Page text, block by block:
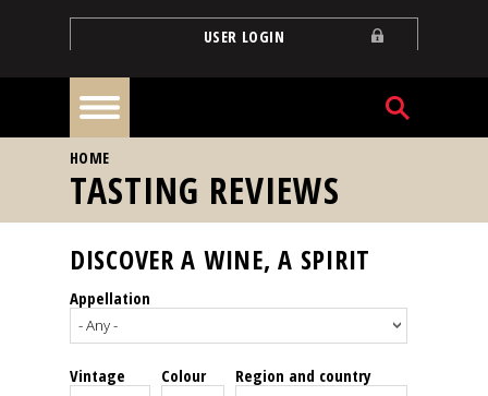
USER LOGIN
Home
Our
events
Spirits
YOU ARE HERE
HOME
TASTING REVIEWS
DISCOVER A WINE, A SPIRIT
Appellation
Vintage Colour Region and country